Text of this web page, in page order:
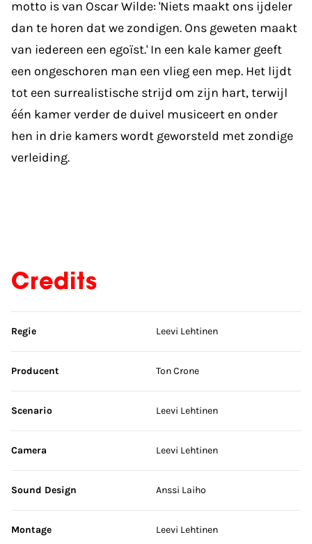
motto is van Oscar Wilde: 'Niets maakt ons ijdeler
dan te horen dat we zondigen. Ons geweten maakt
van iedereen een egoïst.' In een kale kamer geeft
een ongeschoren man een vlieg een mep. Het lijdt
tot een surrealistische strijd om zijn hart, terwijl
één kamer verder de duivel musiceert en onder
hen in drie kamers wordt geworsteld met zondige
verleiding.
Credits
Sla credits over
Regie Leevi Lehtinen
Producent Ton Crone
Scenario Leevi Lehtinen
Camera Leevi Lehtinen
Sound Design Anssi Laiho
Montage Leevi Lehtinen